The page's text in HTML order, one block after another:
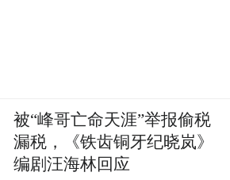
被“峰哥亡命天涯”举报偷税
漏税，《铁齿铜牙纪晓岚》
编剧汪海林回应